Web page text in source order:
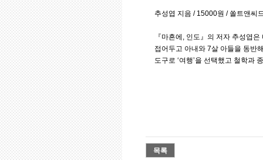
추성엽 지음 / 15000원 / 쏠트앤씨
『마흔에, 인도』의 저자 추성엽
접어두고 아내와 7살 아들을 동반
도구로 ‘여행’을 선택했고 철학과
목록